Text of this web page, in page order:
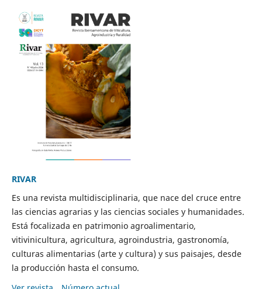
RIVAR
Es una revista multidisciplinaria, que nace del cruce entre
las ciencias agrarias y las ciencias sociales y humanidades.
Está focalizada en patrimonio agroalimentario,
vitivinicultura, agricultura, agroindustria, gastronomía,
culturas alimentarias (arte y cultura) y sus paisajes, desde
la producción hasta el consumo.